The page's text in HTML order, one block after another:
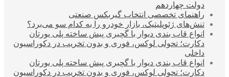
دولت چهاردهم
راهنمای تخصصی انتخاب گیربکس صنعتی
تنش‌های ژئوپلیتیک، بازار خودرو را به کدام سو می‌برد؟
انواع قاب بندی دیوار با گچبری پیش ساخته پلی یورتان
دکارت؛ تحولی لوکس، فوری و بدون تخریب در دکوراسیون
داخلی
انواع قاب بندی دیوار با گچبری پیش ساخته پلی یورتان
دکارت؛ تحولی لوکس، فوری و بدون تخریب در دکوراسیون